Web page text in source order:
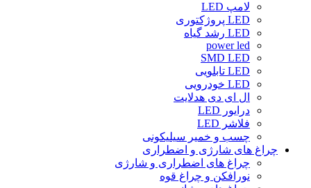
لامپ LED
LED پروژکتوری
LED رشد گیاه
power led
SMD LED
LED تابلویی
LED خودرویی
ال ای دی هدلایت
درایور LED
فلاشر LED
چسب و خمیر سیلیکونی
چراغ های شارژی و اضطراری
چراغ های اضطراری و شارژی
نورافکن و چراغ قوه